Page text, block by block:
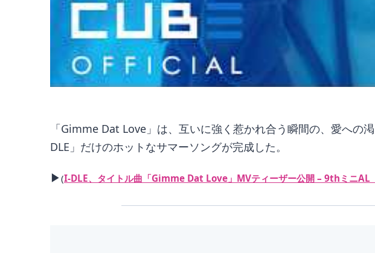
「Gimme Dat Love」は、互いに強く惹かれ合う瞬間の、愛への
DLE」だけのホットなサマーソングが完成した。
▶(I-DLE、タイトル曲「Gimme Dat Love」MVティーザー公開 – 9thミニAL